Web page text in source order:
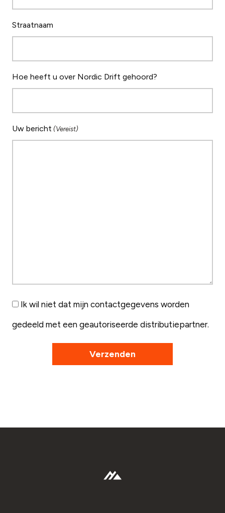
Straatnaam
Hoe heeft u over Nordic Drift gehoord?
Uw bericht (Vereist)
Ik wil niet dat mijn contactgegevens worden
gedeeld met een geautoriseerde distributiepartner.
Verzenden